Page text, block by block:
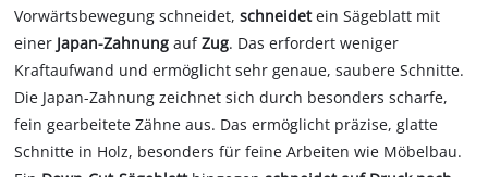
Vorwärtsbewegung schneidet,schneidetein Sägeblatt mit
einer Japan-Zahnung aufZug. Das erfordert weniger
Kraftaufwand und ermöglicht sehr genaue, saubere Schnitte.
Die Japan-Zahnung zeichnet sich durch besonders scharfe,
fein gearbeitete Zähne aus. Das ermöglicht präzise, glatte
Schnitte in Holz, besonders für feine Arbeiten wie Möbelbau.